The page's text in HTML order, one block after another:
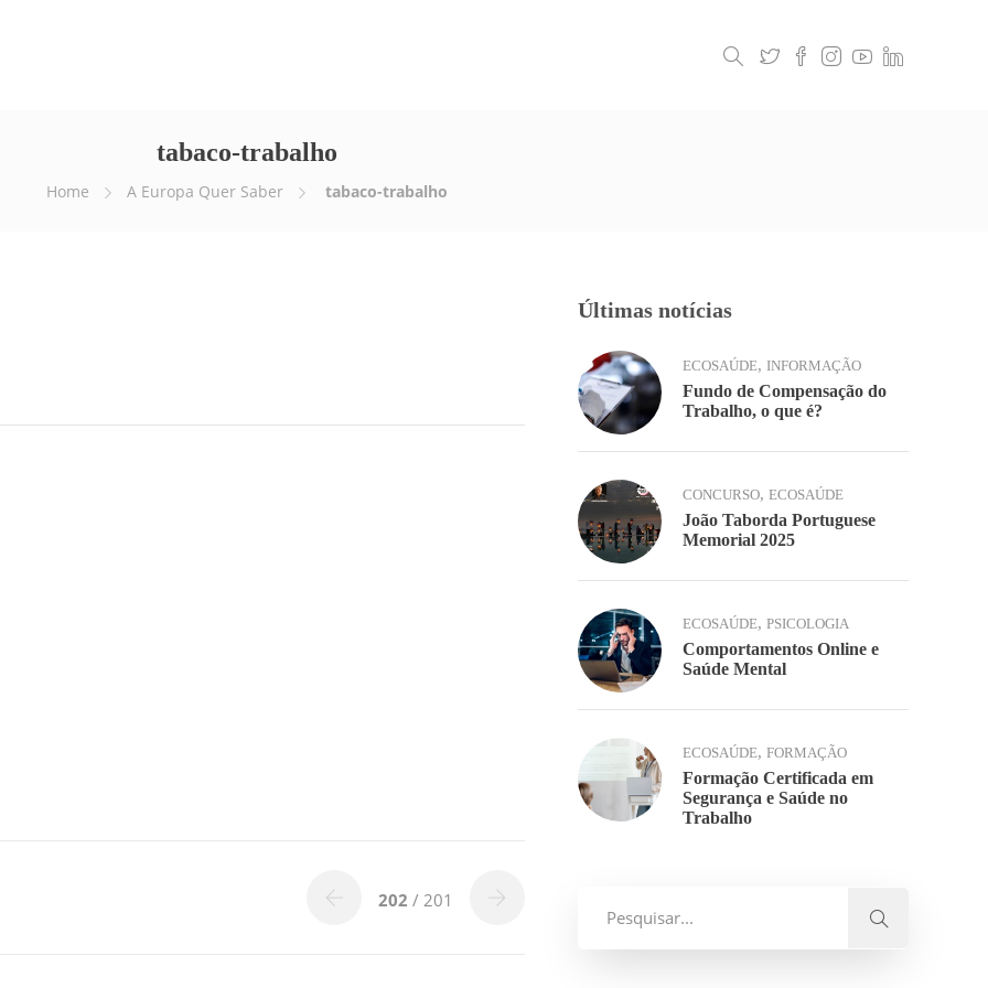
tabaco-trabalho
Home A Europa Quer Saber tabaco-trabalho
202 / 201
Últimas notícias
ECOSAÚDE, INFORMAÇÃO
Fundo de Compensação do
Trabalho, o que é?
CONCURSO, ECOSAÚDE
João Taborda Portuguese
Memorial 2025
ECOSAÚDE, PSICOLOGIA
Comportamentos Online e
Saúde Mental
ECOSAÚDE, FORMAÇÃO
Formação Certificada em
Segurança e Saúde no
Trabalho